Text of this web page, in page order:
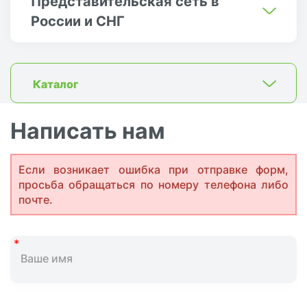
России и СНГ
Каталог
Написать нам
Если возникает ошибка при отправке форм,
просьба обращаться по номеру телефона либо
почте.